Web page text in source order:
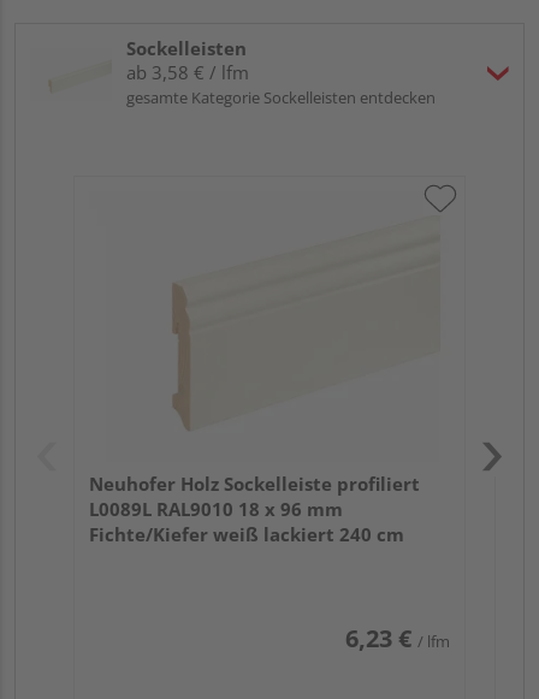
Sockelleisten
ab 3,58 € / lfm
gesamte Kategorie Sockelleisten entdecken
Neuhofer Holz Sockelleiste profiliert
L0089L RAL9010 18 x 96 mm
Fichte/Kiefer weiß lackiert 240 cm
6,23 € / lfm